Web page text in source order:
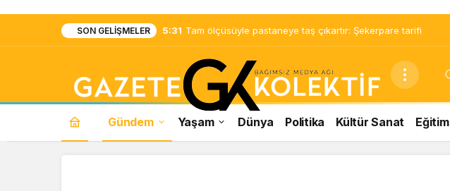
SON GELIŞMELER 5:31 Tam ölçüsüyle pastaneye taş çıkartır: Şekerpare tarifi
Gündem Yaşam Dünya Politika Kültür Sanat Eğitim